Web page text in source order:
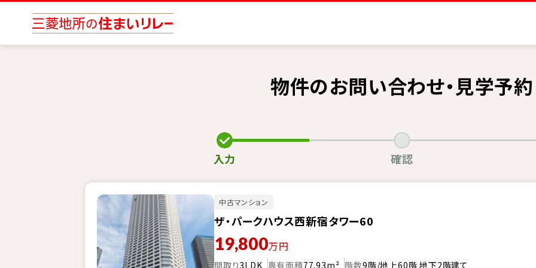
物件のお問い合わせ・見学予約
入力 確認
中古マンション
ザ・パークハウス西新宿タワー60
19,800万円
間取り3LDK 専有面積77.93m² 階数9階/地上60階 地下2階建て